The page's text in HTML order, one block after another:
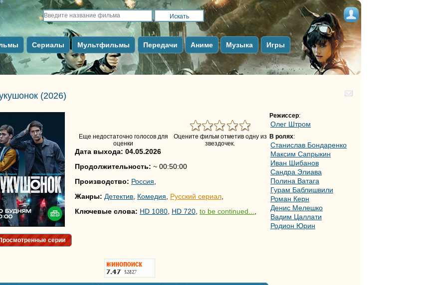
Сериалы Мультфильмы Передачи Аниме Музыка Игры
(2026)
серии
Еще недостаточно голосов для
оценки
Оцените фильм отметив одну из
звездочек.
Дата выхода: 04.05.2026
Продолжительность: ~ 00:50:00
Производство: Россия
Жанры: Детектив Комедия Русский сериал
Ключевые слова: HD 1080 HD 720 to be continued...
Режиссер:
Олег Штром
В ролях:
Станислав Бондаренко
Максим Сапрыкин
Иван Шибанов
Сандра Элиава
Полина Ватага
Гурам Баблишвили
Роман Керн
Денис Мелешко
Вадим Цаллати
Родион Юрин